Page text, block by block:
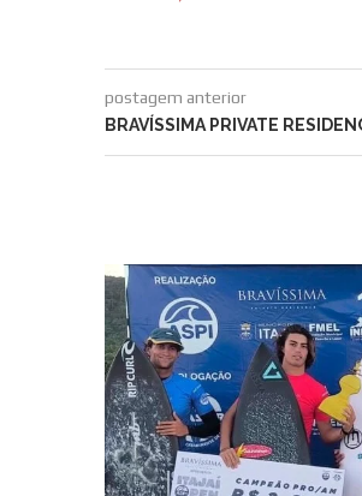
postagem anterior
BRAVÍSSIMA PRIVATE